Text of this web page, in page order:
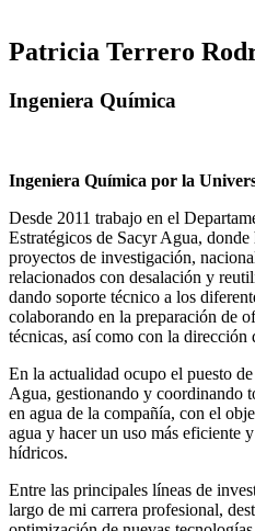
Patricia Terrero
Ingeniera Química
Ingeniera Química por la
Desde 2011 trabajo en el
Estratégicos de Sacyr Agua,
proyectos de investigación,
relacionados con desalación y
dando soporte técnico a los
colaborando en la preparación de
técnicas, así como con la dirección
En la actualidad ocupo el puesto
Agua, gestionando y coordinando
en agua de la compañía, con el
agua y hacer un uso más eficiente
hídricos.
Entre las principales líneas de
largo de mi carrera profesional,